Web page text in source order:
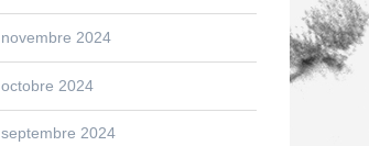
novembre 2024
octobre 2024
septembre 2024